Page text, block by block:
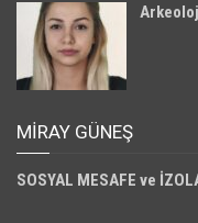
MIRAY GÜNEŞ
SOSYAL MESAFE ve